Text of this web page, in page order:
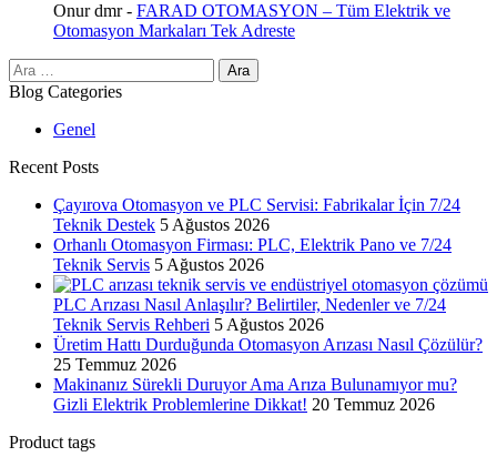
Onur dmr- FARAD OTOMASYON – Tüm Elektrik ve
Otomasyon Markaları Tek Adreste
Arama:
Blog Categories
Genel
Recent Posts
Çayırova Otomasyon ve PLC Servisi: Fabrikalar İçin 7/24
Teknik Destek 5 Ağustos 2026
Orhanlı Otomasyon Firması: PLC, Elektrik Pano ve 7/24
Teknik Servis 5 Ağustos 2026
PLC Arızası Nasıl Anlaşılır? Belirtiler, Nedenler ve 7/24
Teknik Servis Rehberi 5 Ağustos 2026
Üretim Hattı Durduğunda Otomasyon Arızası Nasıl Çözülür?
25 Temmuz 2026
Makinanız Sürekli Duruyor Ama Arıza Bulunamıyor mu?
Gizli Elektrik Problemlerine Dikkat! 20 Temmuz 2026
Product tags